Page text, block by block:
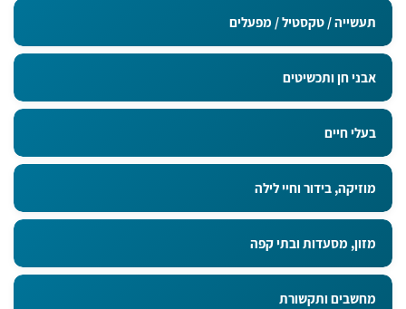
תעשייה / טקסטיל / מפעלים
אבני חן ותכשיטים
בעלי חיים
מוזיקה, בידור וחיי לילה
מזון, מסעדות ובתי קפה
מחשבים ותקשורת